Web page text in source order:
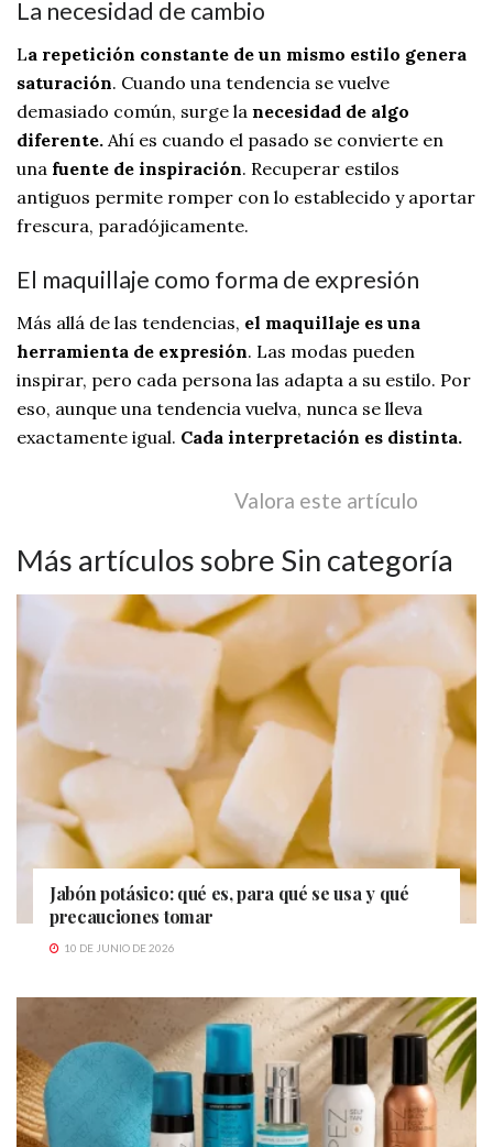
La necesidad de cambio
La repetición constante de un mismo estilo genera
saturación. Cuando una tendencia se vuelve
demasiado común, surge la necesidad de algo
diferente. Ahí es cuando el pasado se convierte en
una fuente de inspiración. Recuperar estilos
antiguos permite romper con lo establecido y aportar
frescura, paradójicamente.
El maquillaje como forma de expresión
Más allá de las tendencias, el maquillaje es una
herramienta de expresión. Las modas pueden
inspirar, pero cada persona las adapta a su estilo. Por
eso, aunque una tendencia vuelva, nunca se lleva
exactamente igual. Cada interpretación es distinta.
Valora este artículo
Más artículos sobre Sin categoría
Jabón potásico: qué es, para qué se usa y qué
precauciones tomar
10 DE JUNIO DE 2026